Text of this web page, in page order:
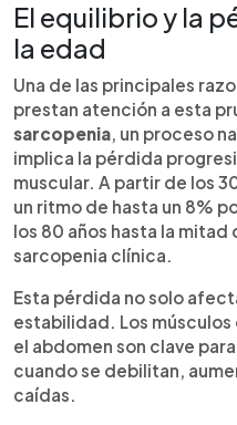
El equilibrio y la
la edad
Una de las principales
prestan atención a esta
sarcopenia, un proceso
implica la pérdida
muscular. A partir de los
un ritmo de hasta un 8%
los 80 años hasta la
sarcopenia clínica.
Esta pérdida no solo
estabilidad. Los músculos
el abdomen son clave
cuando se debilitan,
caídas.